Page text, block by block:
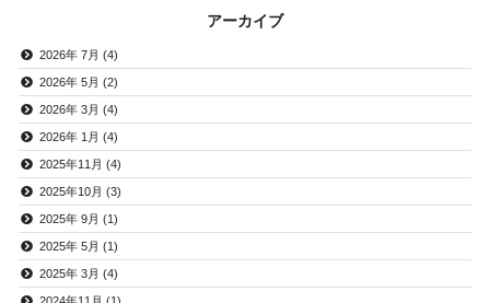
アーカイブ
2026年 7月 (4)
2026年 5月 (2)
2026年 3月 (4)
2026年 1月 (4)
2025年11月 (4)
2025年10月 (3)
2025年 9月 (1)
2025年 5月 (1)
2025年 3月 (4)